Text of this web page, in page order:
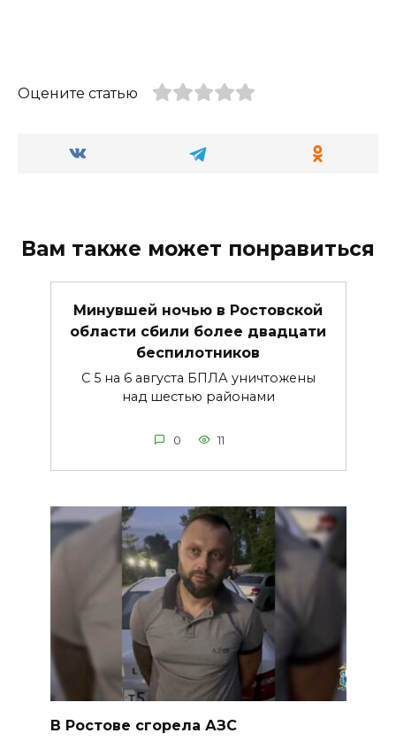
Оцените статью
Вам также может понравиться
Минувшей ночью в Ростовской
области сбили более двадцати
беспилотников
С 5 на 6 августа БПЛА уничтожены
над шестью районами
0 11
В Ростове сгорела АЗС